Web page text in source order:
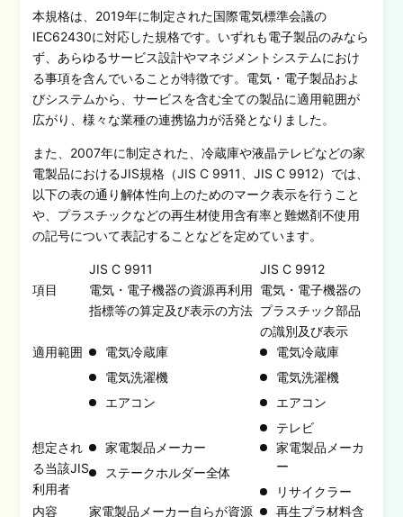
本規格は、2019年に制定された国際電気標準会議の
IEC62430に対応した規格です。いずれも電子製品のみなら
ず、あらゆるサービス設計やマネジメントシステムにおけ
る事項を含んでいることが特徴です。電気・電子製品およ
びシステムから、サービスを含む全ての製品に適用範囲が
広がり、様々な業種の連携協力が活発となりました。
また、2007年に制定された、冷蔵庫や液晶テレビなどの家
電製品におけるJIS規格（JIS C 9911、JIS C 9912）では、
以下の表の通り解体性向上のためのマーク表示を行うこと
や、プラスチックなどの再生材使用含有率と難燃剤不使用
の記号について表記することなどを定めています。
JIS C 9911
JIS C 9912
項目
電気・電子機器の資源再利用
指標等の算定及び表示の方法
電気・電子機器の
プラスチック部品
の識別及び表示
適用範囲
電気冷蔵庫
電気洗濯機
エアコン
電気冷蔵庫
電気洗濯機
エアコン
テレビ
想定され
る当該JIS
利用者
家電製品メーカー
ステークホルダー全体
家電製品メーカ
ー
リサイクラー
内容
家電製品メーカー自らが資源 再生プラ材料含